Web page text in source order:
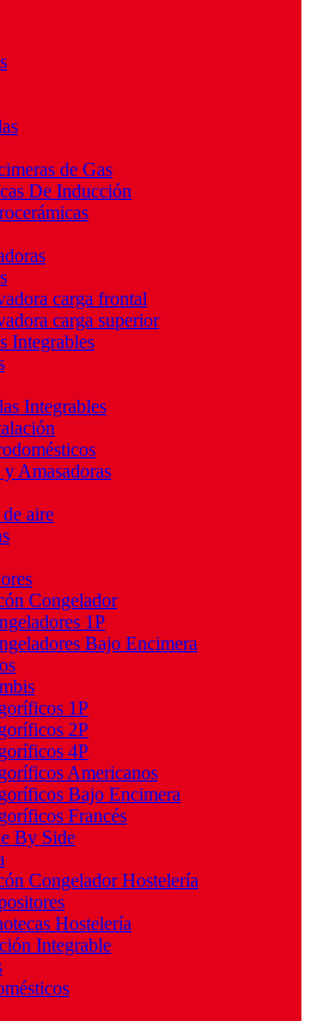
de Gas
De Inducción
carga frontal
carga superior
Integrables
Integrables
Amasadoras
aire
Congelador
1P
Bajo Encimera
1P
2P
4P
Americanos
Bajo Encimera
Francés
By Side
Congelador Hostelería
Hostelería
Integrable